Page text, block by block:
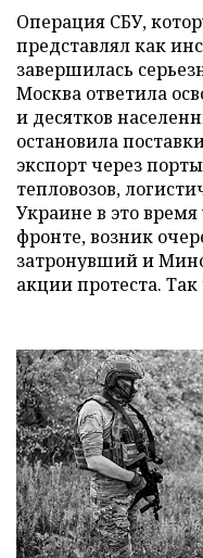
Операция СБУ,
представлял как
завершилась
Москва ответила
и десятков
остановила
экспорт через
тепловозов,
Украине в это
фронте, возник
затронувший и
акции протеста.